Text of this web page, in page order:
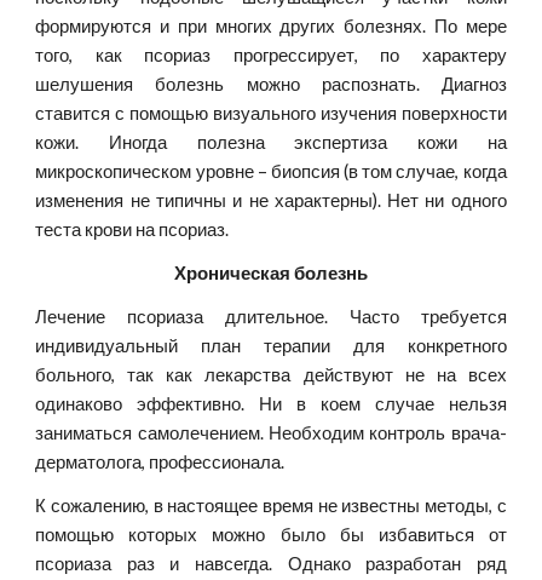
формируются и при многих других болезнях. По мере
того, как псориаз прогрессирует, по характеру
шелушения болезнь можно распознать. Диагноз
ставится с помощью визуального изучения поверхности
кожи. Иногда полезна экспертиза кожи на
микроскопическом уровне – биопсия (в том случае, когда
изменения не типичны и не характерны). Нет ни одного
теста крови на псориаз.
Хроническая болезнь
Лечение псориаза длительное. Часто требуется
индивидуальный план терапии для конкретного
больного, так как лекарства действуют не на всех
одинаково эффективно. Ни в коем случае нельзя
заниматься самолечением. Необходим контроль врача-
дерматолога, профессионала.
К сожалению, в настоящее время не известны методы, с
помощью которых можно было бы избавиться от
псориаза раз и навсегда. Однако разработан ряд